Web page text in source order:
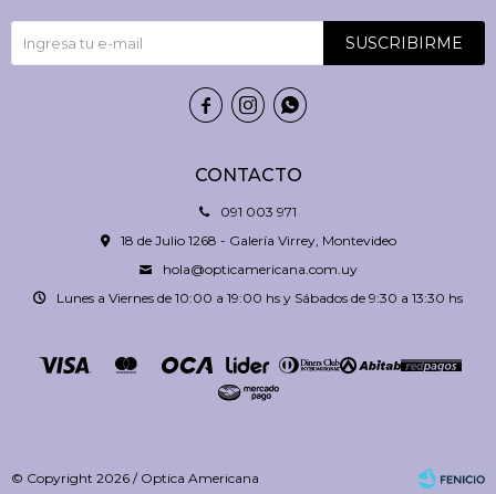
CONTACTO
091 003 971
18 de Julio 1268 - Galería Virrey, Montevideo
hola@opticamericana.com.uy
Lunes a Viernes de 10:00 a 19:00 hs y Sábados de 9:30 a 13:30 hs
SUSCRIBIRME
  
© Copyright 2026 / Optica Americana